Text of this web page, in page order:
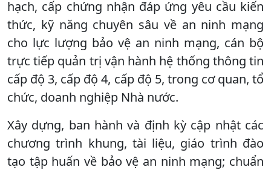
hạch, cấp chứng nhận đáp ứng yêu cầu kiến
thức, kỹ năng chuyên sâu về an ninh mạng
cho lực lượng bảo vệ an ninh mạng, cán bộ
trực tiếp quản trị vận hành hệ thống thông tin
cấp độ 3, cấp độ 4, cấp độ 5, trong cơ quan, tổ
chức, doanh nghiệp Nhà nước.
Xây dựng, ban hành và định kỳ cập nhật các
chương trình khung, tài liệu, giáo trình đào
tạo tập huấn về bảo vệ an ninh mạng; chuẩn